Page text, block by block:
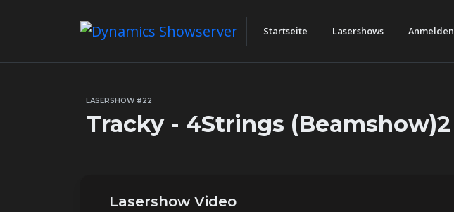
Startseite Lasershows Anmelden
LASERSHOW #22
Tracky - 4Strings (Beamshow)2
Lasershow Video